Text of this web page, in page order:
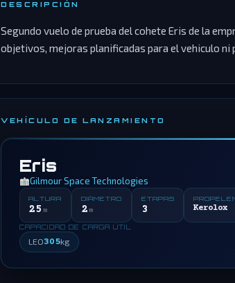
DESCRIPCIÓN
Segundo vuelo de prueba del cohete Eris de la
objetivos, mejoras planificadas para el vehiculo ni
VEHÍCULO DE LANZAMIENTO
Eris
Gilmour Space Technologies
ALTURA
25 m
DIÁMETRO
2m
ETAPAS
3 Kerolox
CAPACIDAD DE CARGA ÚTIL
LEO305kg